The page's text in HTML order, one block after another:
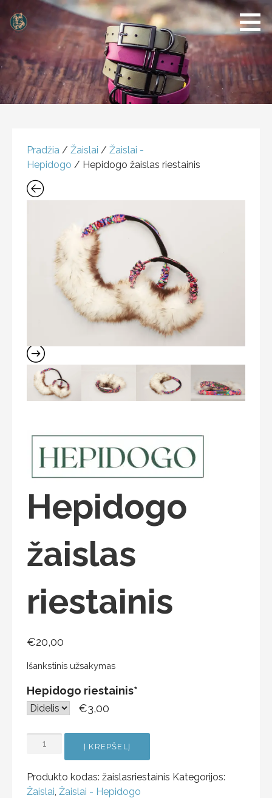
Dogs of
reikmenų
parduotuvė
Pradžia / Žaislai / Žaislai -
Hepidogo / Hepidogo žaislas riestainis
Hepidogo
žaislas
riestainis
€20,00
Išankstinis užsakymas
Hepidogo riestainis*
€3,00
Į KREPŠELĮ
Produkto kodas: žaislasriestainis Kategorijos:
Žaislai Žaislai - Hepidogo